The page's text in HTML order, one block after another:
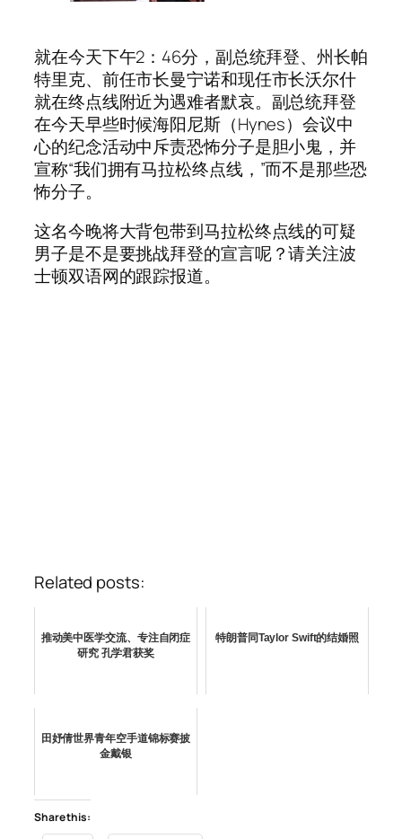
就在今天下午2：46分，副总统拜登、州长帕
特里克、前任市长曼宁诺和现任市长沃尔什
就在终点线附近为遇难者默哀。副总统拜登
在今天早些时候海阳尼斯（Hynes）会议中
心的纪念活动中斥责恐怖分子是胆小鬼，并
宣称“我们拥有马拉松终点线，”而不是那些恐
怖分子。
这名今晚将大背包带到马拉松终点线的可疑
男子是不是要挑战拜登的宣言呢？请关注波
士顿双语网的跟踪报道。
Related posts:
推动美中医学交流、专注自闭症
研究 孔学君获奖
特朗普同Taylor Swift的结婚照
田妤倩世界青年空手道锦标赛披
金戴银
Share this: